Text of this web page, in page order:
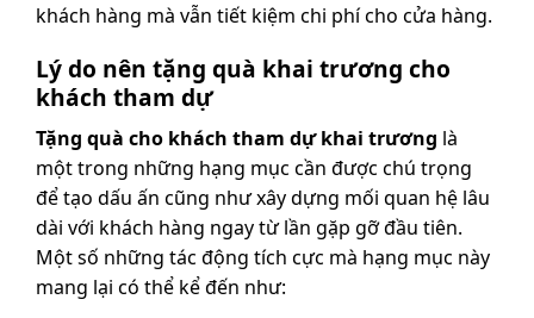
khách hàng mà vẫn tiết kiệm chi phí cho cửa hàng.
Lý do nên tặng quà khai trương cho
khách tham dự
Tặng quà cho khách tham dự khai trương là
một trong những hạng mục cần được chú trọng
để tạo dấu ấn cũng như xây dựng mối quan hệ lâu
dài với khách hàng ngay từ lần gặp gỡ đầu tiên.
Một số những tác động tích cực mà hạng mục này
mang lại có thể kể đến như: